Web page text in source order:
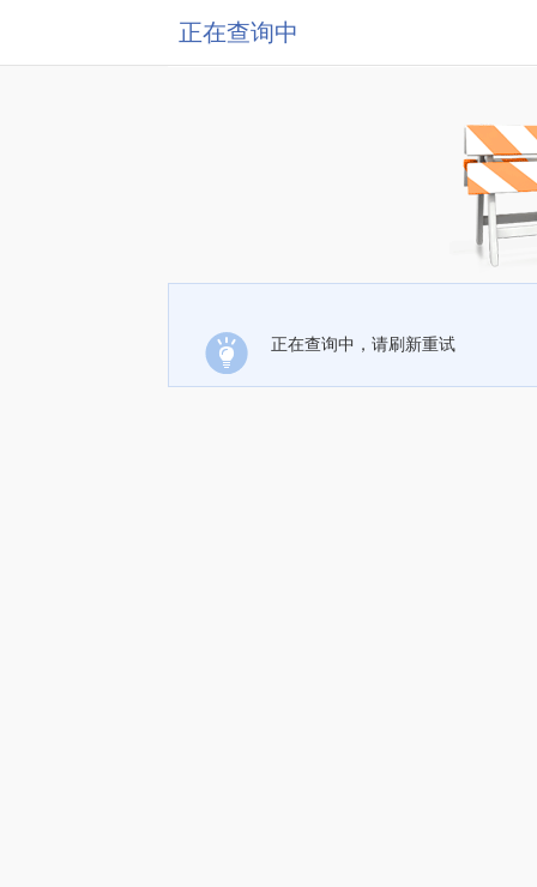
正在查询中
正在查询中，请刷新重试